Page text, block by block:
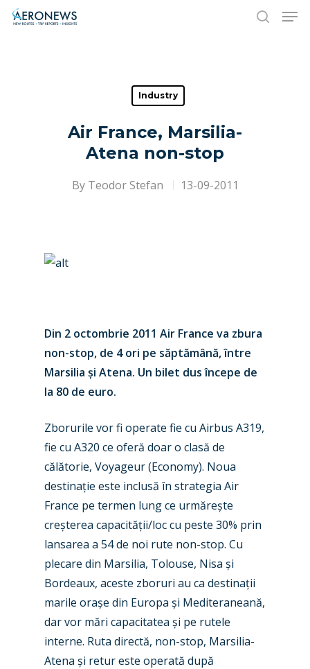
Hit enter to search or ESC to close
Industry
Air France, Marsilia-
Atena non-stop
By Teodor Stefan 13-09-2011
Din 2 octombrie 2011 Air France va zbura
non-stop, de 4 ori pe săptămână, între
Marsilia și Atena. Un bilet dus începe de
la 80 de euro.
Zborurile vor fi operate fie cu Airbus A319,
fie cu A320 ce oferă doar o clasă de
călătorie, Voyageur (Economy). Noua
destinație este inclusă în strategia Air
France pe termen lung ce urmărește
creșterea capacității/loc cu peste 30% prin
lansarea a 54 de noi rute non-stop. Cu
plecare din Marsilia, Tolouse, Nisa și
Bordeaux, aceste zboruri au ca destinații
marile orașe din Europa și Mediteraneană,
dar vor mări capacitatea și pe rutele
interne. Ruta directă, non-stop, Marsilia-
Atena și retur este operată după